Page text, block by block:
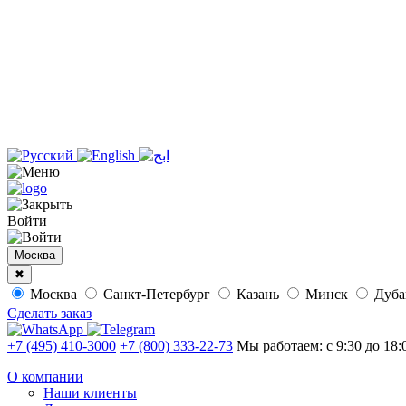
Войти
Москва
✖
Москва Санкт-Петербург Казань Минск
Сделать заказ
+7 (495) 410-3000 +7 (800) 333-22-73 Мы работаем: с 9:30 до
О компании
Наши клиенты